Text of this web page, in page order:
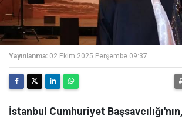
Yayınlanma: 02 Ekim 2025 Perşembe 09:37
İstanbul Cumhuriyet